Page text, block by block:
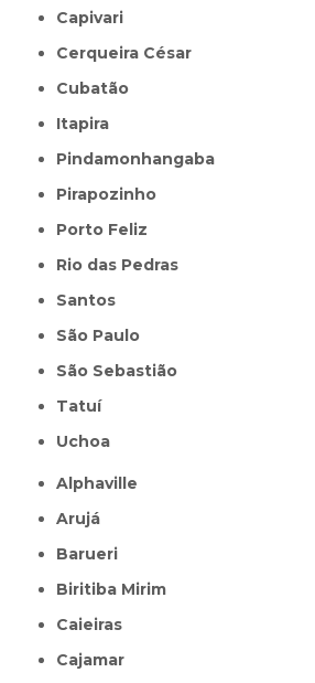
Capivari
Cerqueira César
Cubatão
Itapira
Pindamonhangaba
Pirapozinho
Porto Feliz
Rio das Pedras
Santos
São Paulo
São Sebastião
Tatuí
Uchoa
Alphaville
Arujá
Barueri
Biritiba Mirim
Caieiras
Cajamar